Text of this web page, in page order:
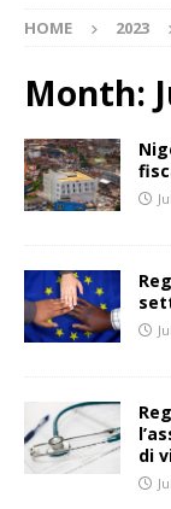
HOME 2023
Month:
di